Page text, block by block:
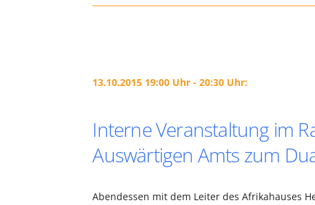
13.10.2015 19:00 Uhr - 20:30 Uhr:
Interne Veranstaltung im
Auswärtigen Amts zum
Abendessen mit dem Leiter des Afrikahauses